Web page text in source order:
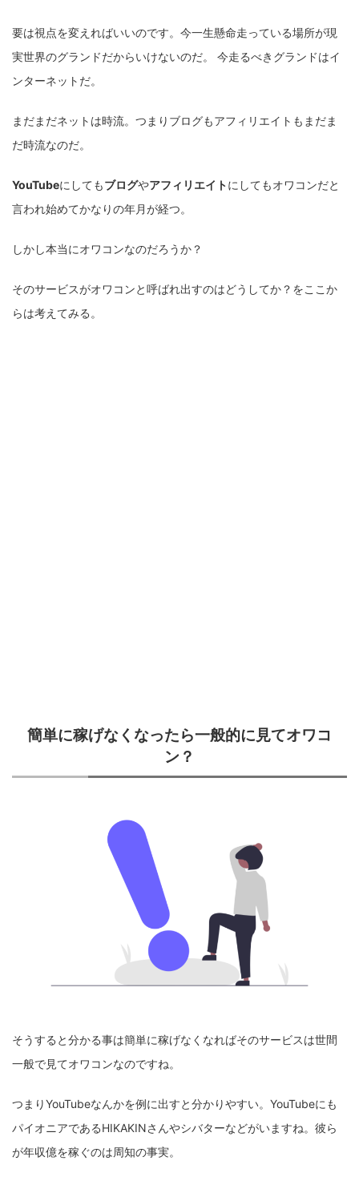
要は視点を変えればいいのです。今一生懸命走っている場所が現
実世界のグランドだからいけないのだ。 今走るべきグランドはイ
ンターネットだ。
まだまだネットは時流。つまりブログもアフィリエイトもまだま
だ時流なのだ。
YouTubeにしてもブログやアフィリエイトにしてもオワコンだと
言われ始めてかなりの年月が経つ。
しかし本当にオワコンなのだろうか？
そのサービスがオワコンと呼ばれ出すのはどうしてか？をここか
らは考えてみる。
簡単に稼げなくなったら一般的に見てオワコ
ン？
そうすると分かる事は簡単に稼げなくなればそのサービスは世間
一般で見てオワコンなのですね。
つまりYouTubeなんかを例に出すと分かりやすい。YouTubeにも
パイオニアであるHIKAKINさんやシバターなどがいますね。彼ら
が年収億を稼ぐのは周知の事実。